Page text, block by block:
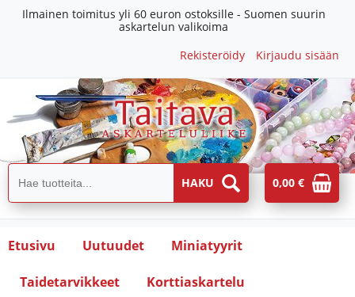
Ilmainen toimitus yli 60 euron ostoksille - Suomen suurin
askartelun valikoima
Rekisteröidy
Kirjaudu sisään
0,00 €
Etusivu Uutuudet Miniatyyrit
Taidetarvikkeet Korttiaskartelu